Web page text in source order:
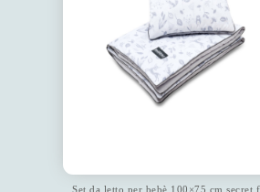
Set da letto per bebè 100×75 cm secret